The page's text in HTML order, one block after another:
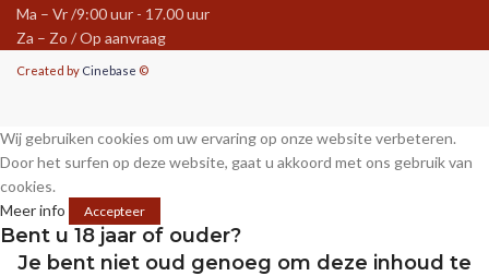
Ma – Vr /9:00 uur - 17.00 uur
Za – Zo / Op aanvraag
Created by Cinebase ©
Wij gebruiken cookies om uw ervaring op onze website verbeteren.
Door het surfen op deze website, gaat u akkoord met ons gebruik van
cookies.
Meer info
Accepteer
Bent u 18 jaar of ouder?
Je bent niet oud genoeg om deze inhoud te